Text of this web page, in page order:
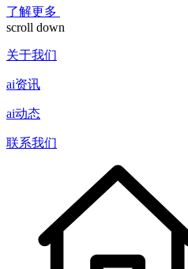
了解更多
scroll down
关于我们
ai资讯
ai动态
联系我们